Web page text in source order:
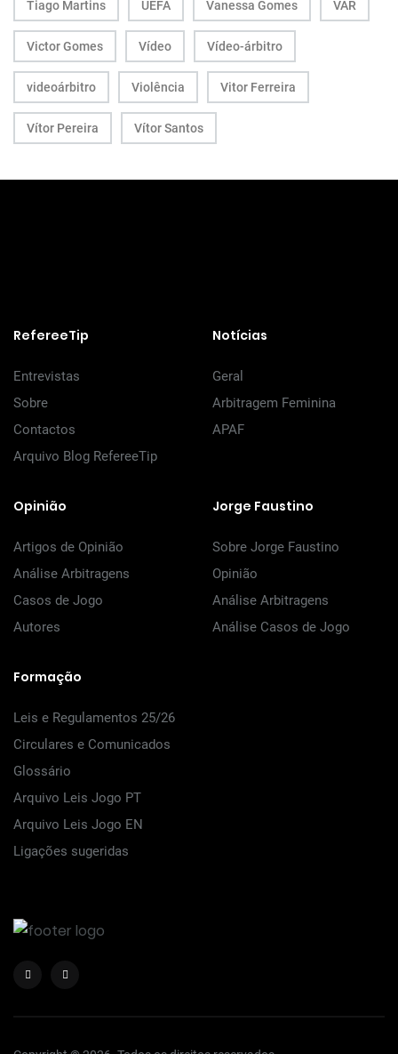
Tiago Martins UEFA Vanessa Gomes VAR
Victor Gomes Vídeo Vídeo-árbitro
videoárbitro Violência Vitor Ferreira
Vítor Pereira Vítor Santos
RefereeTip
Entrevistas
Sobre
Contactos
Arquivo Blog RefereeTip
Notícias
Geral
Arbitragem Feminina
APAF
Opinião
Artigos de Opinião
Análise Arbitragens
Casos de Jogo
Autores
Jorge Faustino
Sobre Jorge Faustino
Opinião
Análise Arbitragens
Análise Casos de Jogo
Formação
Leis e Regulamentos 25/26
Circulares e Comunicados
Glossário
Arquivo Leis Jogo PT
Arquivo Leis Jogo EN
Ligações sugeridas